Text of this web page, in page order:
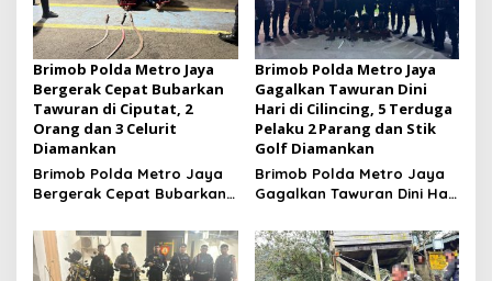
Brimob Polda Metro Jaya
Bergerak Cepat Bubarkan
Tawuran di Ciputat, 2
Orang dan 3 Celurit
Diamankan
Brimob Polda Metro Jaya
Bergerak Cepat Bubarkan
Orang dan 3 Celurit
Diamankan
Brimob Polda Metro Jaya
Gagalkan Tawuran Dini
Hari di Cilincing, 5 Terduga
Pelaku 2 Parang dan Stik
Golf Diamankan
Brimob Polda Metro Jaya
Gagalkan Tawuran Dini Hari
Pelaku 2 Parang dan Stik
Golf Diamankan